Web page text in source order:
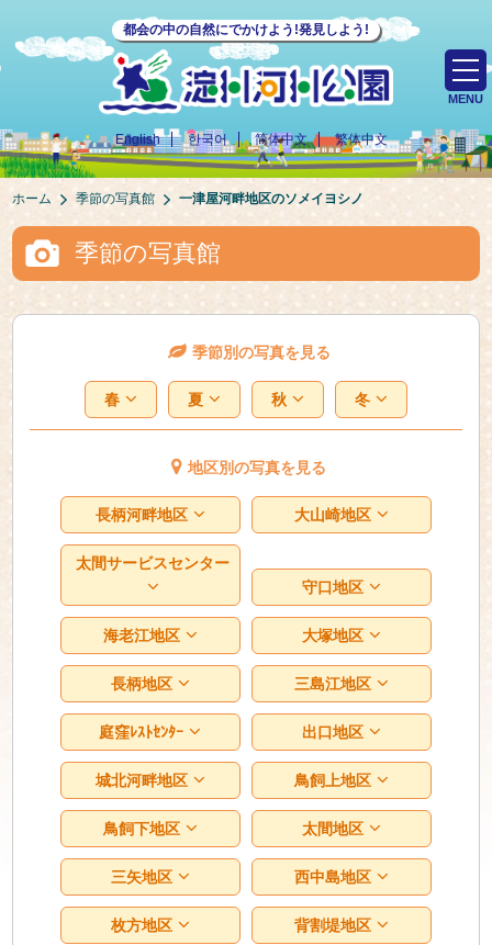
都会の中の自然にでかけよう!発見しよう!
English 한국어 简体中文 繁体中文
MENU
ホーム 季節の写真館 一津屋河畔地区のソメイヨシノ
季節の写真館
季節別の写真を見る
春 夏 秋 冬
地区別の写真を見る
長柄河畔地区 大山崎地区
太間サービスセンター
守口地区
海老江地区 大塚地区
長柄地区 三島江地区
庭窪ﾚｽﾄｾﾝﾀｰ 出口地区
城北河畔地区 鳥飼上地区
鳥飼下地区 太間地区
三矢地区 西中島地区
枚方地区 背割堤地区